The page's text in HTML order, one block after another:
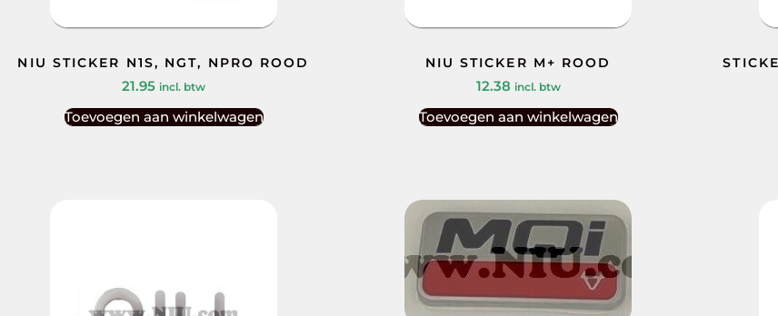
NIU STICKER N1S, NGT, NPRO ROOD
21.95 incl. btw
Toevoegen aan winkelwagen
NIU STICKER M+ ROOD
12.38 incl. btw
Toevoegen aan winkelwagen